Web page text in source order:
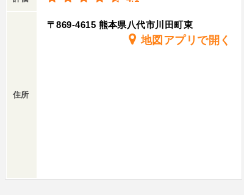
住所
〒869-4615 熊本県八代市川田町東
地図アプリで開く